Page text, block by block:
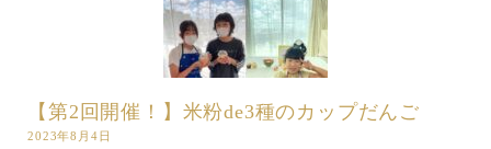
【第2回開催！】米粉de3種のカップだんご
2023年8月4日